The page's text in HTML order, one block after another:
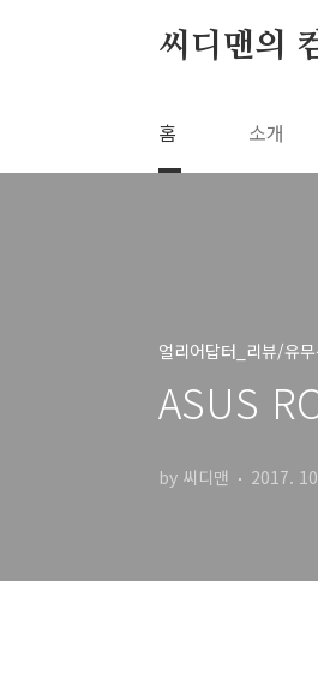
씨디맨의
홈 소개
얼리어답터_리뷰/유
ASUS
by 씨디맨 2017.